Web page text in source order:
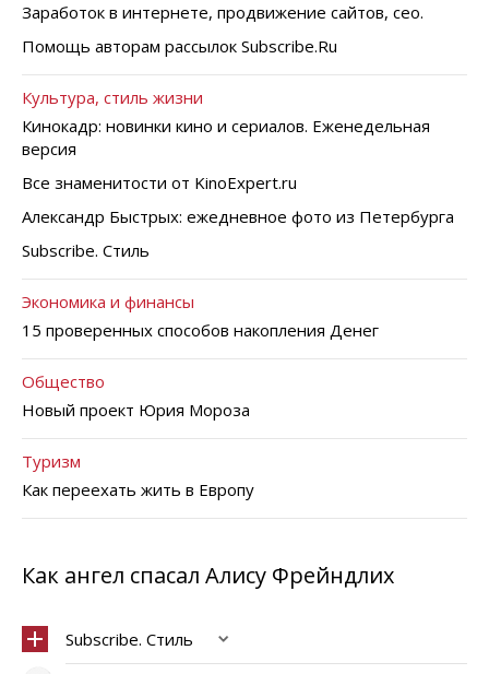
Заработок в интернете, продвижение сайтов, сео.
Помощь авторам рассылок Subscribe.Ru
Культура, стиль жизни
Кинокадр: новинки кино и сериалов. Еженедельная
версия
Все знаменитости от KinoExpert.ru
Александр Быстрых: ежедневное фото из Петербурга
Subscribe. Стиль
Экономика и финансы
15 проверенных способов накопления Денег
Общество
Новый проект Юрия Мороза
Туризм
Как переехать жить в Европу
Как ангел спасал Алису Фрейндлих
Subscribe. Стиль